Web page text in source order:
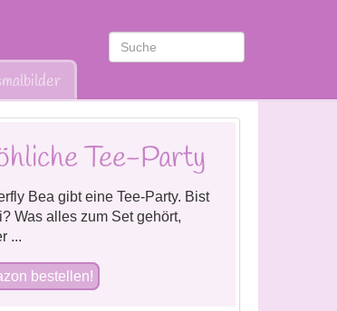
Tee-Party
Bea gibt eine Tee-Party. Bist
Was alles zum Set gehört,
...
bestellen!